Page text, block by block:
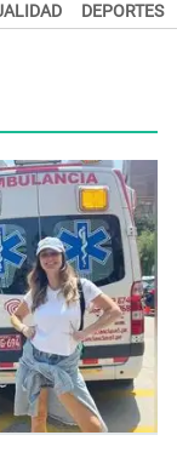
DEPORTES